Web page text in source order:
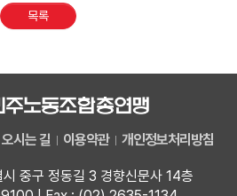
목록
오시는 길 이용약관 개인정보처리방침
중구 정동길 3 경향신문사 14층